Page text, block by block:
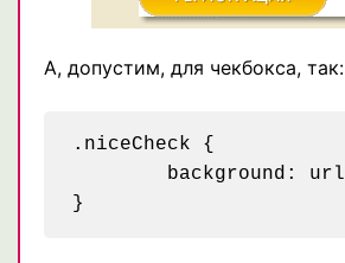
А, допустим, для чекбокса, так:
.niceCheck {